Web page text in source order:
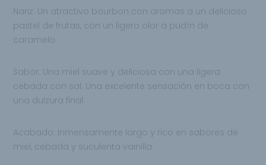
Nariz: Un atractivo bourbon con aromas a un delicioso
pastel de frutas, con un ligero olor a pudín de
caramelo.
Sabor: Una miel suave y deliciosa con una ligera
cebada con sal; Una excelente sensación en boca con
una dulzura final.
Acabado: Inmensamente largo y rico en sabores de
miel, cebada y suculenta vainilla.